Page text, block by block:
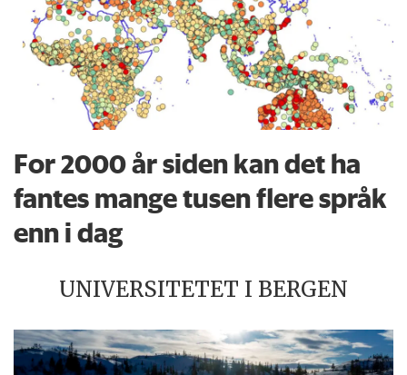
For 2000 år siden kan det ha
fantes mange tusen flere språk
enn i dag
UNIVERSITETET I BERGEN